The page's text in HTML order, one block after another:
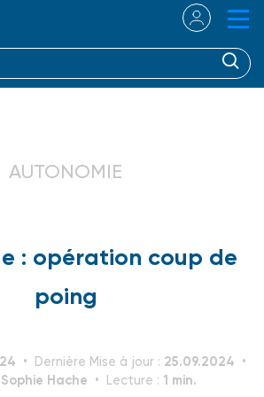
AUTONOMIE
: opération coup de
poing
Dernière Mise à jour : 25.09.2024
Hache Lecture : 1 min.